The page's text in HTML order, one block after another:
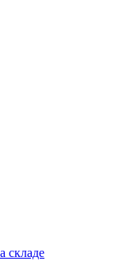
складе